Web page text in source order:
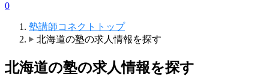
0
塾講師コネクトトップ
北海道の塾の求人情報を探す
北海道の塾の求人情報を探す